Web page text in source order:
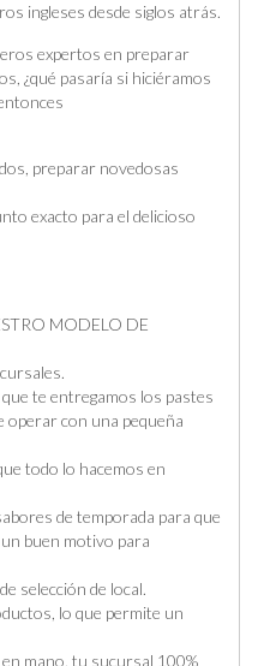
ingleses desde siglos atrás.
expertos en preparar
¿qué pasaría si hiciéramos
preparar novedosas
exacto para el delicioso
MODELO DE
te entregamos los pastes
con una pequeña
todo lo hacemos en
de temporada para que
buen motivo para
selección de local.
lo que permite un
mano, tu sucursal 100%